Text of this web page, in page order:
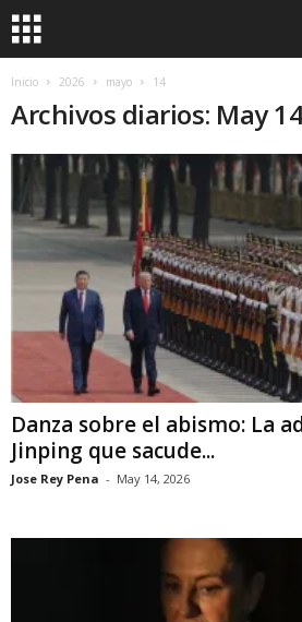
Inicio 2026 mayo 14
Archivos diarios: May
Danza sobre el abismo: La
Jinping que sacude...
Jose Rey Pena - May 14, 2026